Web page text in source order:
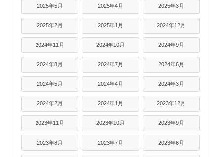
2025年5月 2025年4月 2025年3月
2025年2月 2025年1月 2024年12月
2024年11月 2024年10月 2024年9月
2024年8月 2024年7月 2024年6月
2024年5月 2024年4月 2024年3月
2024年2月 2024年1月 2023年12月
2023年11月 2023年10月 2023年9月
2023年8月 2023年7月 2023年6月